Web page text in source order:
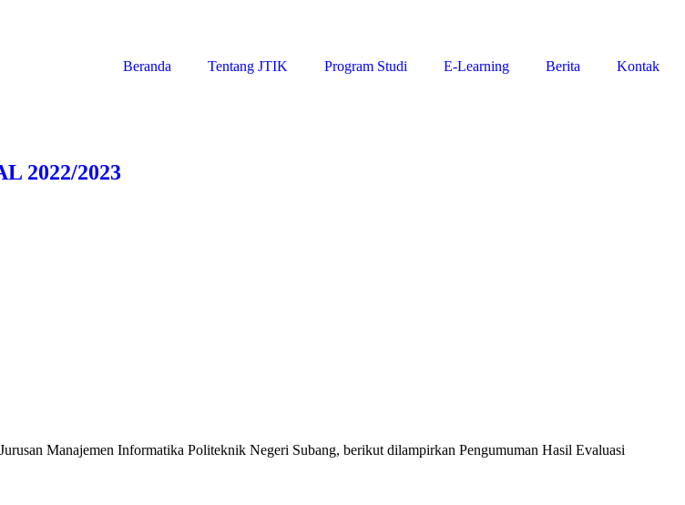
Beranda Tentang JTIK Program Studi E-Learning Berita Kontak
2022/2023
Manajemen Informatika Politeknik Negeri Subang, berikut dilampirkan Pengumuman Hasil Evaluasi